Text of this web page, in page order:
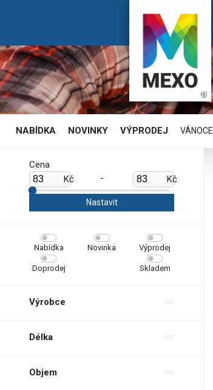
NABÍDKA NOVINKY VÝPRODEJ VÁNOCE
Cena
Kč
- Kč
Nabídka Novinka Výprodej
Doprodej Skladem
Výrobce
Délka
Objem